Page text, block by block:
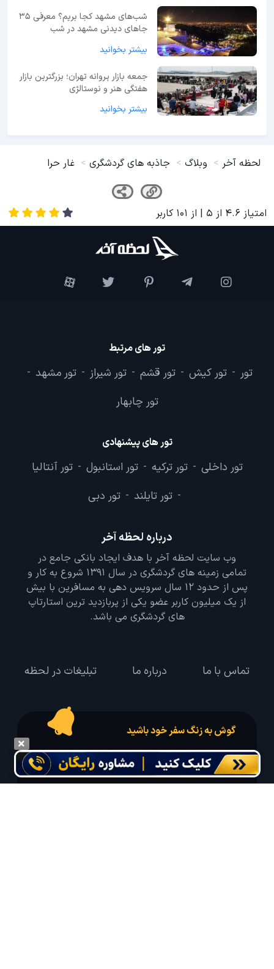
شب‌های مشهد کجا بریم؟ معرفی 35
جاهای دیدنی مشهد در شب
بیشتر بخوانید
جمعه بازار پروانه تهران؛ بزرگترین بازار
هفتگی هنر و نوستالژی
بیشتر بخوانید
لحظه آخر وبلاگ جاذبه های گردشگری غار حرا
امتیاز 4.6 از 5 | از 101 کاربر
تور های مرتبط
تور - تور کیش - تور قشم - تور شیراز - تور مشهد -
تور چابهار
تور های پیشنهادی
تور داخلی - تور ترکیه - تور استانبول - تور آنتالیا
- تور تایلند - تور دبی
درباره لحظه آخر
وب سایت لحظه آخر با هدف ایجاد بانکی جامع در
تمامی زمینه های گردشگری در سال 1391 شروع به کار و
پس از حدود 12 سال سرویس دهی به مسافرین با بیش
از یک میلیون کاربر عضو یکی از پربازدید ترین استارتاپ
های گردشگری می باشد.
تماس با ما درباره ما تبلیغات در لحظه
گوش به زنگ سفر خود باشید
درخواست سفر خود را در مدت زمان دلخواه ثبت و پیامک بهترین آفر مربوط به تور
درخواستی خود را دریافت نمایید